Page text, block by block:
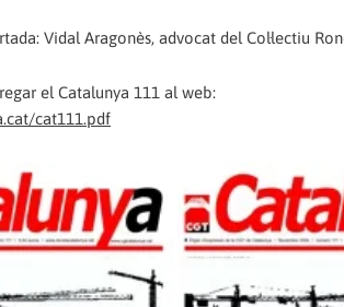
Vidal Aragonès, advocat del Col·lectiu
el Catalunya 111 al web:
cat111.pdf